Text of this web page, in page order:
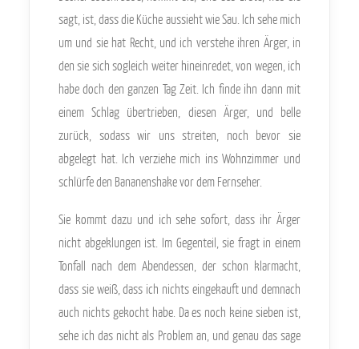
sagt, ist, dass die Küche aussieht wie Sau. Ich sehe mich
um und sie hat Recht, und ich verstehe ihren Ärger, in
den sie sich sogleich weiter hineinredet, von wegen, ich
habe doch den ganzen Tag Zeit. Ich finde ihn dann mit
einem Schlag übertrieben, diesen Ärger, und belle
zurück, sodass wir uns streiten, noch bevor sie
abgelegt hat. Ich verziehe mich ins Wohnzimmer und
schlürfe den Bananenshake vor dem Fernseher.
Sie kommt dazu und ich sehe sofort, dass ihr Ärger
nicht abgeklungen ist. Im Gegenteil, sie fragt in einem
Tonfall nach dem Abendessen, der schon klarmacht,
dass sie weiß, dass ich nichts eingekauft und demnach
auch nichts gekocht habe. Da es noch keine sieben ist,
sehe ich das nicht als Problem an, und genau das sage